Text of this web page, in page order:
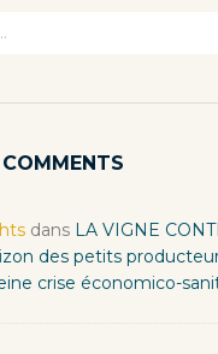
dans LA VIGNE
des petits
crise économico-